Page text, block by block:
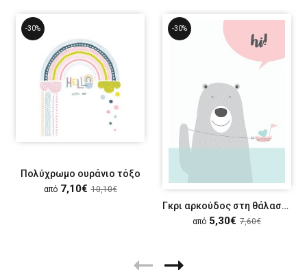
-30%
Πολύχρωμο ουράνιο τόξο
από 7,10€ 10,10€
-30%
Γκρι αρκούδος στη θάλασσα
από 5,30€ 7,60€